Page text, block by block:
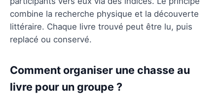
combine la recherche physique et la découverte
littéraire. Chaque livre trouvé peut être lu, puis
replacé ou conservé.
Comment organiser une chasse au
livre pour un groupe ?